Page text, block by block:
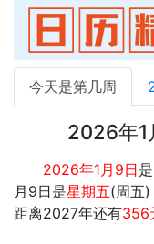
今天是第几周
2026年1
2026年1月9日
月9日是星期五(周五
距离2027年还有356